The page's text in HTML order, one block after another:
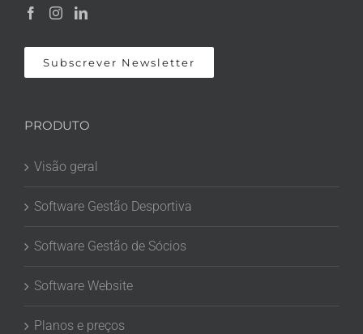
Subscrever Newsletter
PRODUTO
Visão geral
Software Gestão Desportiva
Software Gestão de Sócios
Software Website
Planos e preços